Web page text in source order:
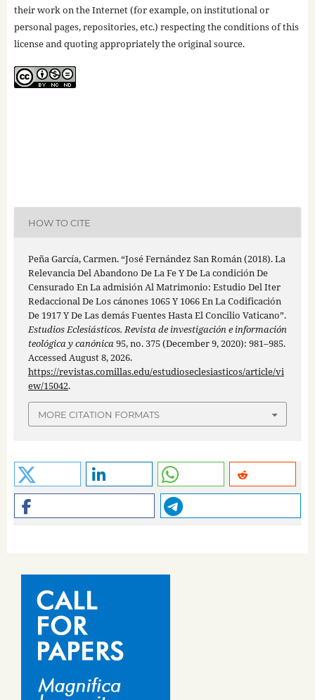
their work on the Internet (for example, on institutional or
personal pages, repositories, etc.) respecting the conditions of this
license and quoting appropriately the original source.
HOW TO CITE
Peña García, Carmen. “José Fernández San Román (2018). La
Relevancia Del Abandono De La Fe Y De La condición De
Censurado En La admisión Al Matrimonio: Estudio Del Iter
Redaccional De Los cánones 1065 Y 1066 En La Codificación
De 1917 Y De Las demás Fuentes Hasta El Concilio Vaticano”.
Estudios Eclesiásticos. Revista de investigación e información
teológica y canónica95, no. 375 (December 9, 2020): 981–985.
Accessed August 8, 2026.
https://revistas.comillas.edu/estudioseclesiasticos/article/vi
ew/15042.
MORE CITATION FORMATS